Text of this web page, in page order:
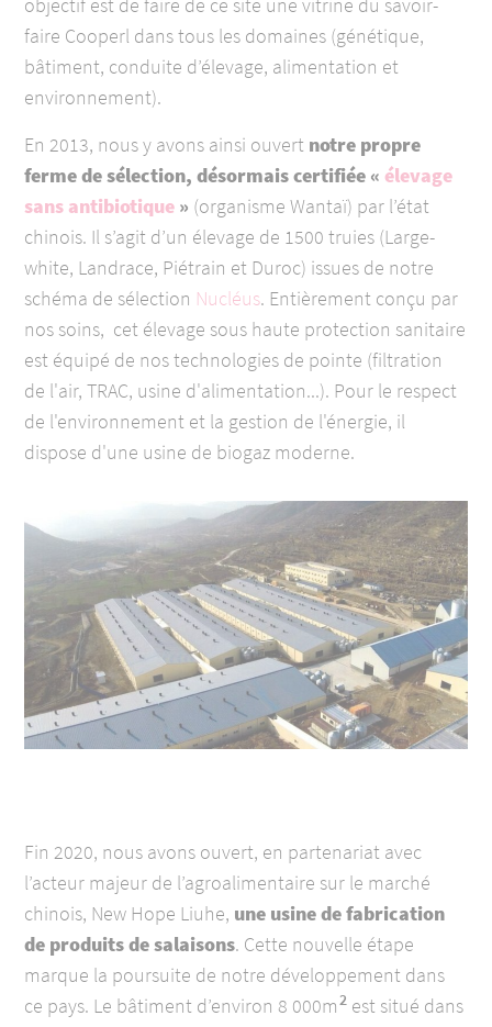
faire Cooperl dans tous les domaines (génétique,
bâtiment, conduite d’élevage, alimentation et
environnement).
En 2013, nous y avons ainsi ouvert notre propre
ferme de sélection, désormais certifiée «élevage
sans antibiotique » (organisme Wantaï) par l’état
chinois. Il s’agit d’un élevage de 1500 truies (Large-
white, Landrace, Piétrain et Duroc) issues de notre
schéma de sélection Nucléus. Entièrement conçu par
nos soins, cet élevage sous haute protection sanitaire
est équipé de nos technologies de pointe (filtration
de l'air, TRAC, usine d'alimentation...). Pour le respect
de l'environnement et la gestion de l'énergie, il
dispose d'une usine de biogaz moderne.
Fin 2020, nous avons ouvert, en partenariat avec
l’acteur majeur de l’agroalimentaire sur le marché
chinois, New Hope Liuhe, une usine de fabrication
de produits de salaisons. Cette nouvelle étape
marque la poursuite de notre développement dans
ce pays. Le bâtiment d’environ 8 000m 2 est situé dans